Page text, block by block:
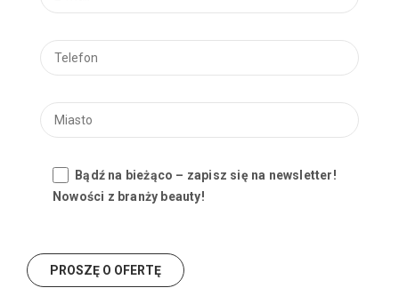
Bądź na bieżąco – zapisz się na newsletter!
Nowości z branży beauty!